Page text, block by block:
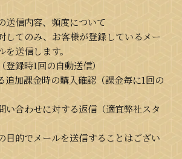
信内容、頻度について
してのみ、お客様が登録しているメー
送信します。
録時1回の自動送信）
加課金時の購入確認（課金毎に1回の
合わせに対する返信（適宜弊社スタ
目的でメールを送信することはござい